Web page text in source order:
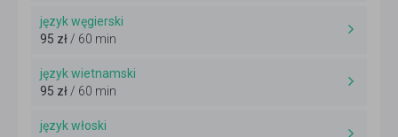
język węgierski
95 zł / 60 min
język wietnamski
95 zł / 60 min
język włoski